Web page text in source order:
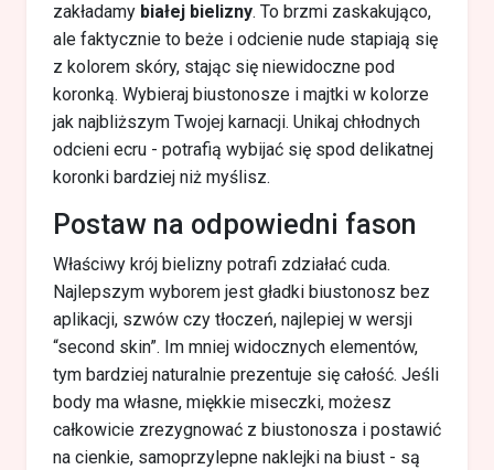
zakładamy białej bielizny. To brzmi zaskakująco,
ale faktycznie to beże i odcienie nude stapiają się
z kolorem skóry, stając się niewidoczne pod
koronką. Wybieraj biustonosze i majtki w kolorze
jak najbliższym Twojej karnacji. Unikaj chłodnych
odcieni ecru - potrafią wybijać się spod delikatnej
koronki bardziej niż myślisz.
Postaw na odpowiedni fason
Właściwy krój bielizny potrafi zdziałać cuda.
Najlepszym wyborem jest gładki biustonosz bez
aplikacji, szwów czy tłoczeń, najlepiej w wersji
“second skin”. Im mniej widocznych elementów,
tym bardziej naturalnie prezentuje się całość. Jeśli
body ma własne, miękkie miseczki, możesz
całkowicie zrezygnować z biustonosza i postawić
na cienkie, samoprzylepne naklejki na biust - są